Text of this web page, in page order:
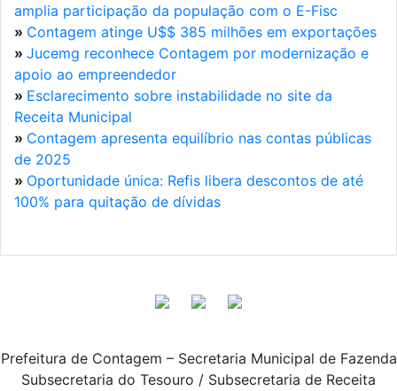
amplia participação da população com o E-Fisc
» Contagem atinge U$$ 385 milhões em exportações
» Jucemg reconhece Contagem por modernização e
apoio ao empreendedor
» Esclarecimento sobre instabilidade no site da
Receita Municipal
» Contagem apresenta equilíbrio nas contas públicas
de 2025
» Oportunidade única: Refis libera descontos de até
100% para quitação de dívidas
Prefeitura de Contagem – Secretaria Municipal de Fazenda
Subsecretaria do Tesouro / Subsecretaria de Receita